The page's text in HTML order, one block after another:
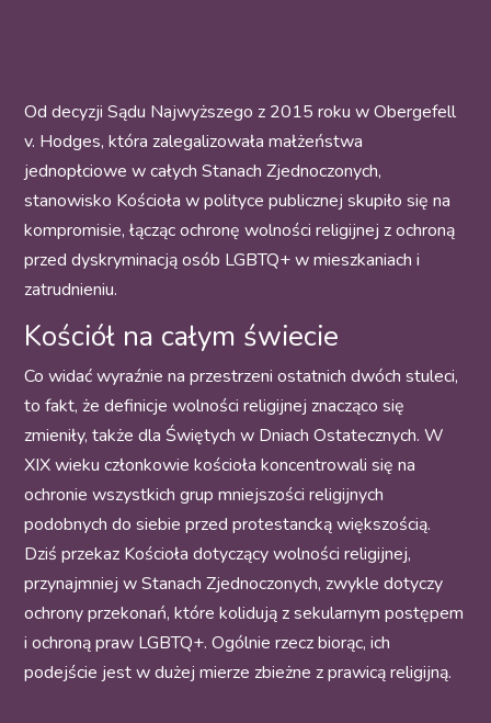
Od decyzji Sądu Najwyższego z 2015 roku w Obergefell
v. Hodges, która zalegalizowała małżeństwa
jednopłciowe w całych Stanach Zjednoczonych,
stanowisko Kościoła w polityce publicznej skupiło się na
kompromisie, łącząc ochronę wolności religijnej z ochroną
przed dyskryminacją osób LGBTQ+ w mieszkaniach i
zatrudnieniu.
Kościół na całym świecie
Co widać wyraźnie na przestrzeni ostatnich dwóch stuleci,
to fakt, że definicje wolności religijnej znacząco się
zmieniły, także dla Świętych w Dniach Ostatecznych. W
XIX wieku członkowie kościoła koncentrowali się na
ochronie wszystkich grup mniejszości religijnych
podobnych do siebie przed protestancką większością.
Dziś przekaz Kościoła dotyczący wolności religijnej,
przynajmniej w Stanach Zjednoczonych, zwykle dotyczy
ochrony przekonań, które kolidują z sekularnym postępem
i ochroną praw LGBTQ+. Ogólnie rzecz biorąc, ich
podejście jest w dużej mierze zbieżne z prawicą religijną.